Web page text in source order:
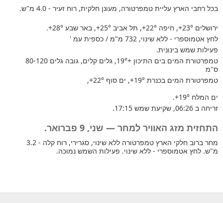
בכל רחבי הארץ עליית טמפרטורה, מעונן חלקית, רוח זעיר - 4.0 מ"ש.
ירושלים +23°, חיפה +22°, תל אביב +25°, באר שבע +28°
.
לחץ אטמוספרי - ללא שינוי, 732 מ"מ / כספית עמ '
פעילות שמש בינונית.
טמפרטורת המים בים התיכון +19°
, גלים קלים, גובה גלים 80-120
ס"מ
טמפרטורת המים בכנרת +19°, ים סוף +22°
,
ים המלח +19°
.
זריחה ב 06:26, שקיעת שמש 17:15.
התחזית מזג האוויר למחר — שני, 9 פברואר.
מחר ברוב חלקי הארץ טמפרטורה ללא שינוי, סגרירי, רוח קלה - 3.2
מ"ש. לחץ אטמוספרי - ללא שינוי. פעילות השמש נמוכה.